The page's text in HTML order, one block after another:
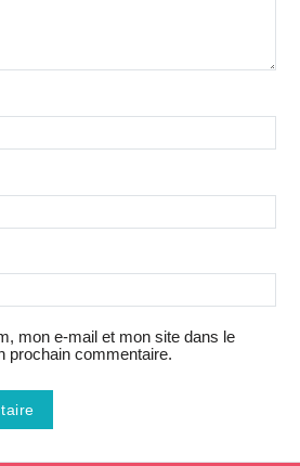
mon e-mail et mon site dans le
prochain commentaire.